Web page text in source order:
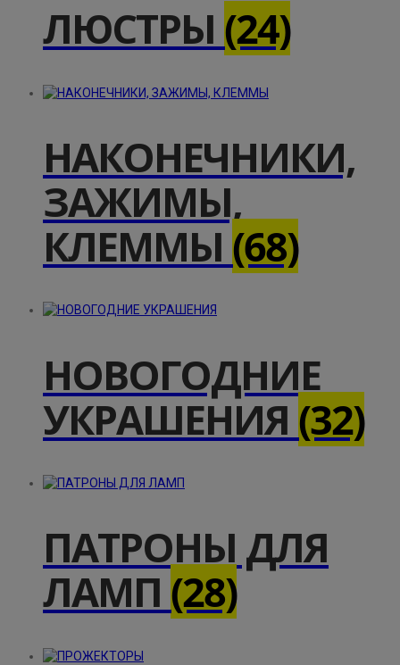
ЛЮСТРЫ (24)
НАКОНЕЧНИКИ,
ЗАЖИМЫ,
КЛЕММЫ (68)
НОВОГОДНИЕ
УКРАШЕНИЯ (32)
ПАТРОНЫ ДЛЯ
ЛАМП (28)